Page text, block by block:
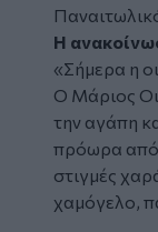
Η
«Σήμερα η
Ο Μάριος
την αγάπη
πρόωρα από
στιγμές
χαμόγελο,